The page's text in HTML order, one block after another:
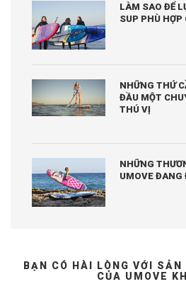
LÀM SAO ĐỂ
SUP PHÙ HỢP
NHỮNG THỨ
ĐẦU MỘT
THÚ VỊ
NHỮNG
UMOVE ĐANG
BẠN CÓ HÀI LÒNG VỚI
CỦA UMOVE